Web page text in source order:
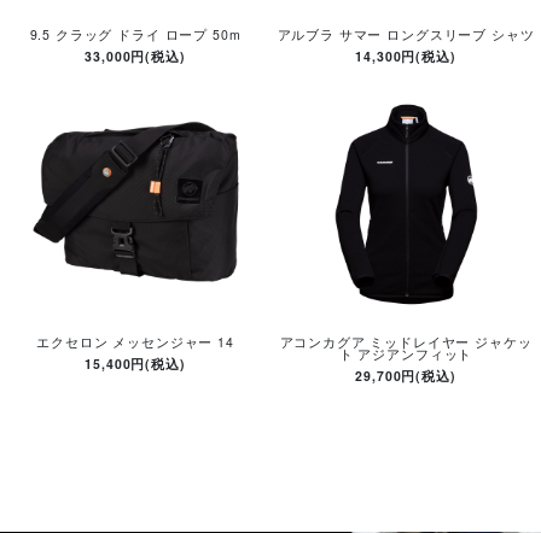
9.5 クラッグ ドライ ロープ 50m
33,000円(税込)
アルブラ サマー ロングスリーブ シャツ
14,300円(税込)
エクセロン メッセンジャー 14
15,400円(税込)
アコンカグア ミッドレイヤー ジャケッ
ト アジアンフィット
29,700円(税込)